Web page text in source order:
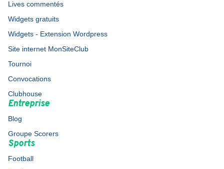
Lives commentés
Widgets gratuits
Widgets - Extension Wordpress
Site internet MonSiteClub
Tournoi
Convocations
Clubhouse
Entreprise
Blog
Groupe Scorers
Sports
Football